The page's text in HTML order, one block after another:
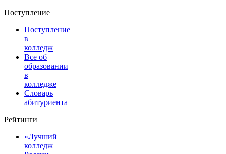
Поступление
Поступление
в
колледж
Все об
образовании
в
колледже
Словарь
абитуриента
Рейтинги
«Лучший
колледж